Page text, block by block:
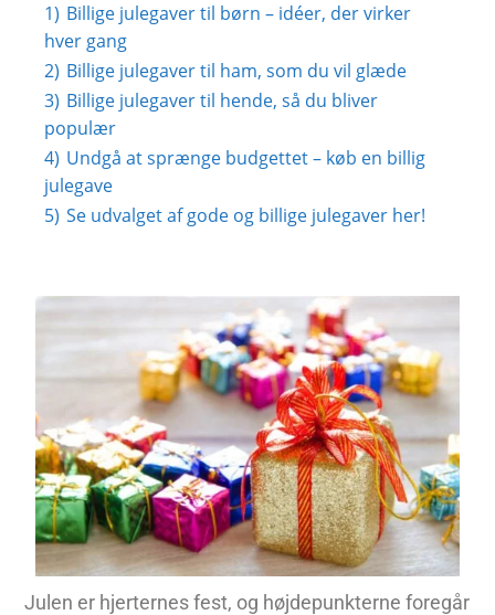
1) Billige julegaver til børn – idéer, der virker
hver gang
2) Billige julegaver til ham, som du vil glæde
3) Billige julegaver til hende, så du bliver
populær
4) Undgå at sprænge budgettet – køb en billig
julegave
5) Se udvalget af gode og billige julegaver her!
Julen er hjerternes fest, og højdepunkterne foregår